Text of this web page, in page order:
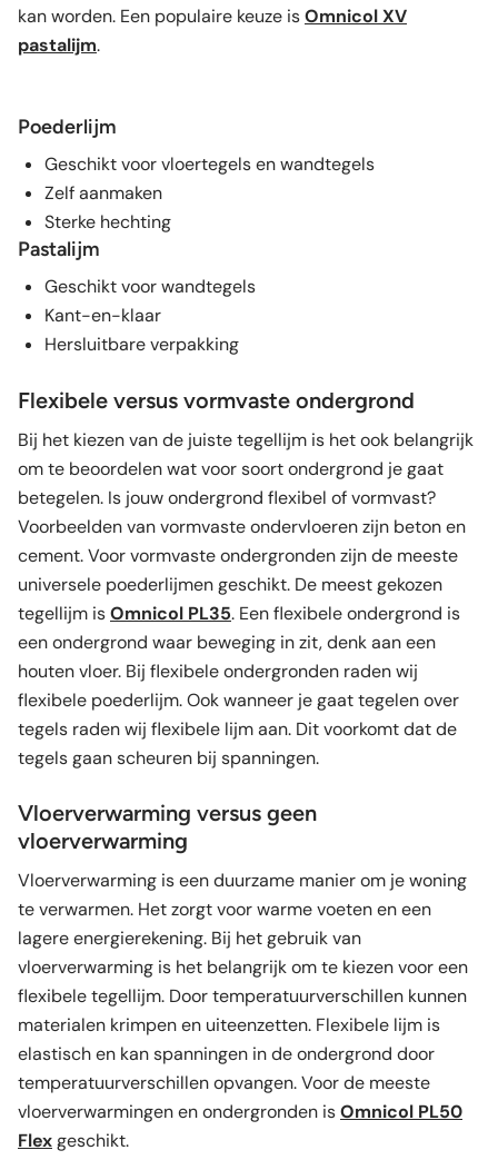
kan worden. Een populaire keuze isOmnicol XV
pastalijm.
Poederlijm
Geschikt voor vloertegels en wandtegels
Zelf aanmaken
Sterke hechting
Pastalijm
Geschikt voor wandtegels
Kant-en-klaar
Hersluitbare verpakking
Flexibele versus vormvaste ondergrond
Bij het kiezen van de juiste tegellijm is het ook belangrijk
om te beoordelen wat voor soort ondergrond je gaat
betegelen. Is jouw ondergrond flexibel of vormvast?
Voorbeelden van vormvaste ondervloeren zijn beton en
cement. Voor vormvaste ondergronden zijn de meeste
universele poederlijmen geschikt. De meest gekozen
tegellijm isOmnicol PL35. Een flexibele ondergrond is
een ondergrond waar beweging in zit, denk aan een
houten vloer. Bij flexibele ondergronden raden wij
flexibele poederlijm. Ook wanneer je gaat tegelen over
tegels raden wij flexibele lijm aan. Dit voorkomt dat de
tegels gaan scheuren bij spanningen.
Vloerverwarming versus geen
vloerverwarming
Vloerverwarming is een duurzame manier om je woning
te verwarmen. Het zorgt voor warme voeten en een
lagere energierekening. Bij het gebruik van
vloerverwarming is het belangrijk om te kiezen voor een
flexibele tegellijm. Door temperatuurverschillen kunnen
materialen krimpen en uiteenzetten. Flexibele lijm is
elastisch en kan spanningen in de ondergrond door
temperatuurverschillen opvangen. Voor de meeste
vloerverwarmingen en ondergronden isOmnicol PL50
Flexgeschikt.